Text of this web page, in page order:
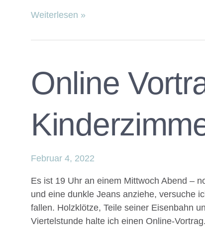
Weiterlesen »
Online
Februar 4, 2022
Es ist 19 Uhr an einem Mittwoch Abend –
und eine dunkle Jeans anziehe, versuche
fallen. Holzklötze, Teile seiner Eisenbahn
Viertelstunde halte ich einen Online-